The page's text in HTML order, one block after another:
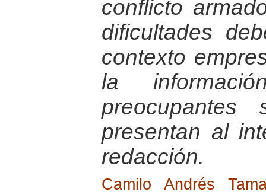
conflicto
dificultades
contexto
la
preocupantes
presentan al
redacción.
Camilo Andrés